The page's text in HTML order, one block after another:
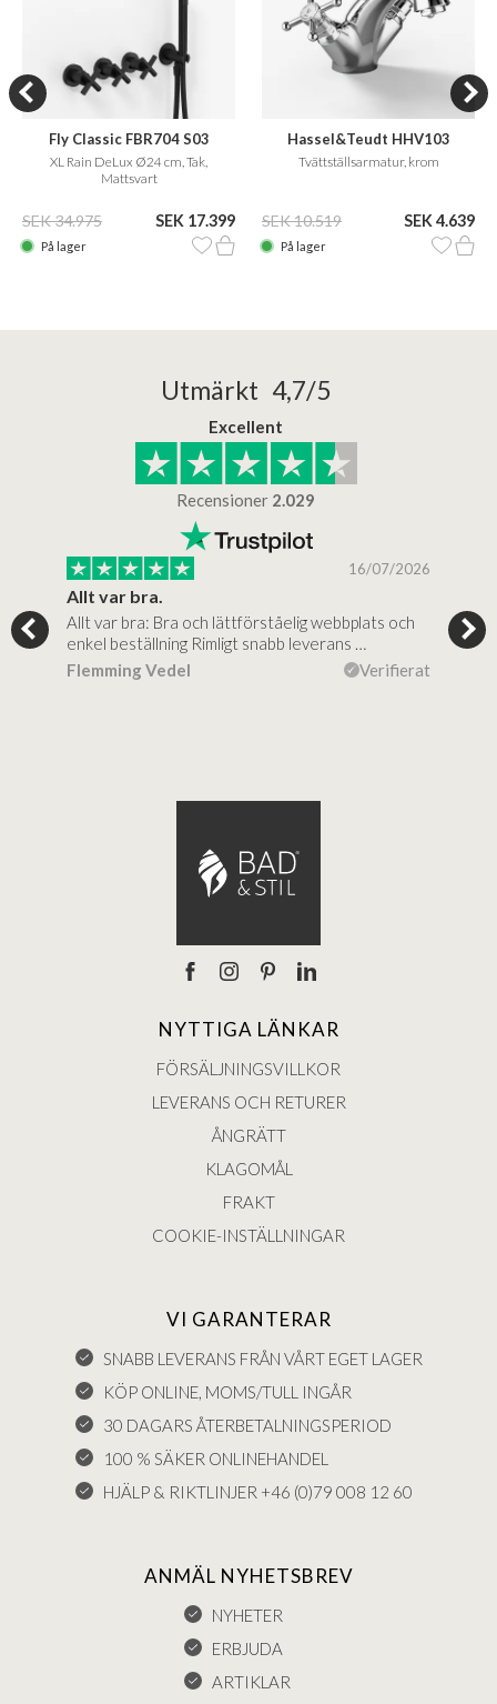
Fly Classic FBR704 S03
XL Rain DeLux Ø24 cm, Tak,
Mattsvart
SEK 34.975 SEK 17.399
På lager
Hassel&Teudt HHV103
Tvättställsarmatur, krom
SEK 10.519 SEK 4.639
På lager
Utmärkt 4,7/5
Excellent
Recensioner 2.029
16/07/2026
Allt var bra.
Allt var bra: Bra och lättförståelig webbplats och
enkel beställning Rimligt snabb leverans …
Flemming Vedel
Verifierat
Jag
NYTTIGA LÄNKAR
FÖRSÄLJNINGSVILLKOR
LEVERANS OCH RETURER
ÅNGRÄTT
KLAGOMÅL
FRAKT
COOKIE-INSTÄLLNINGAR
VI GARANTERAR
SNABB LEVERANS FRÅN VÅRT EGET LAGER
KÖP ONLINE, MOMS/TULL INGÅR
30 DAGARS ÅTERBETALNINGSPERIOD
100 % SÄKER ONLINEHANDEL
HJÄLP & RIKTLINJER +46 (0)79 008 12 60
ANMÄL NYHETSBREV
NYHETER
ERBJUDA
ARTIKLAR